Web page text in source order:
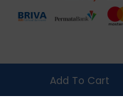
Add To Cart